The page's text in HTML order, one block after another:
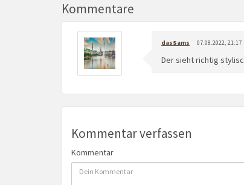
Kommentare
dasSams 07.08.2022, 21:17
Der sieht richtig
Kommentar verfassen
Kommentar